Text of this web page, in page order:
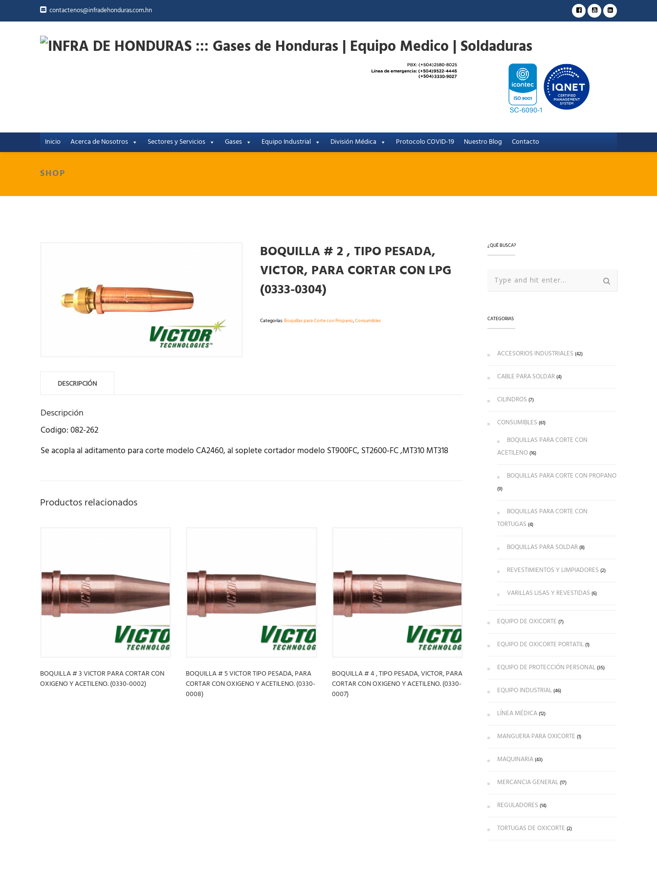
contactenos@infradehonduras.com.hn
Inicio Acerca de Nosotros Sectores y Servicios Gases Equipo Industrial División Médica Protocolo COVID-19 Nuestro Blog Contacto
SHOP
BOQUILLA # 2 , TIPO PESADA,
VICTOR, PARA CORTAR CON LPG
(0333-0304)
Categorías:Boquillas para Corte con Propano,Consumibles
DESCRIPCIÓN
Descripción
Codigo: 082-262
Se acopla al aditamento para corte modelo CA2460, al soplete cortador modelo ST900FC, ST2600-FC ,MT310 MT318
Productos relacionados
BOQUILLA # 3 VICTOR PARA CORTAR CON
OXIGENO Y ACETILENO. (0330-0002)
BOQUILLA # 5 VICTOR TIPO PESADA, PARA
CORTAR CON OXIGENO Y ACETILENO. (0330-
0008)
BOQUILLA # 4 , TIPO PESADA, VICTOR, PARA
CORTAR CON OXIGENO Y ACETILENO. (0330-
0007)
¿QUÉ BUSCA?
CATEGORIAS
ACCESORIOS INDUSTRIALES (42)
CABLE PARA SOLDAR(4)
CILINDROS (7)
CONSUMIBLES (61)
BOQUILLAS PARA CORTE CON
ACETILENO(16)
BOQUILLAS PARA CORTE CON PROPANO
(9)
BOQUILLAS PARA CORTE CON
TORTUGAS (4)
BOQUILLAS PARA SOLDAR(8)
REVESTIMIENTOS Y LIMPIADORES (2)
VARILLAS LISAS Y REVESTIDAS (6)
EQUIPO DE OXICORTE (7)
EQUIPO DE OXICORTE PORTATIL(1)
EQUIPO DE PROTECCIÓN PERSONAL(35)
EQUIPO INDUSTRIAL(46)
LÍNEA MÉDICA(12)
MANGUERA PARA OXICORTE (1)
MAQUINARIA(43)
MERCANCIA GENERAL(17)
REGULADORES (14)
TORTUGAS DE OXICORTE (2)